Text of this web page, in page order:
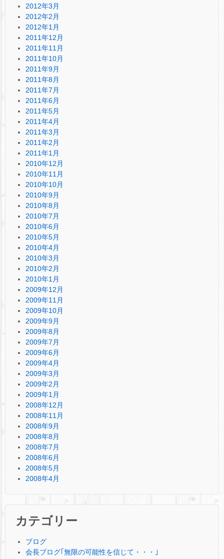
2012年3月
2012年2月
2012年1月
2011年12月
2011年11月
2011年10月
2011年9月
2011年8月
2011年7月
2011年6月
2011年5月
2011年4月
2011年3月
2011年2月
2011年1月
2010年12月
2010年11月
2010年10月
2010年9月
2010年8月
2010年7月
2010年6月
2010年5月
2010年4月
2010年3月
2010年2月
2010年1月
2009年12月
2009年11月
2009年10月
2009年9月
2009年8月
2009年7月
2009年6月
2009年4月
2009年3月
2009年2月
2009年1月
2008年12月
2008年11月
2008年9月
2008年8月
2008年7月
2008年6月
2008年5月
2008年4月
カテゴリー
ブログ
会長ブログ｢無限の可能性を信じて・・・｣